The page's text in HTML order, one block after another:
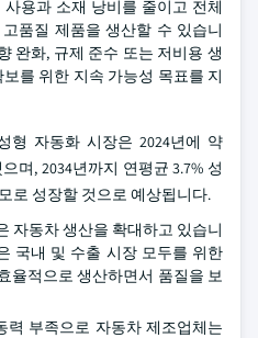
용과 소재 낭비를 줄이고 전체
품질 제품을 생산할 수 있습니
완화, 규제 준수 또는 저비용 생
를 위한 지속 가능성 목표를 지
형 자동화 시장은 2024년에 약
며, 2034년까지 연평균 3.7% 성
로 성장할 것으로 예상됩니다.
자동차 생산을 확대하고 있습니
국내 및 수출 시장 모두를 위한
율적으로 생산하면서 품질을 보
력 부족으로 자동차 제조업체는